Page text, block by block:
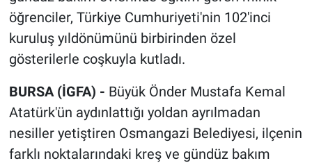
öğrenciler, Türkiye Cumhuriyeti'nin 102'inci
kuruluş yıldönümünü birbirinden özel
gösterilerle coşkuyla kutladı.
BURSA (İGFA) - Büyük Önder Mustafa Kemal
Atatürk'ün aydınlattığı yoldan ayrılmadan
nesiller yetiştiren Osmangazi Belediyesi, ilçenin
farklı noktalarındaki kreş ve gündüz bakım